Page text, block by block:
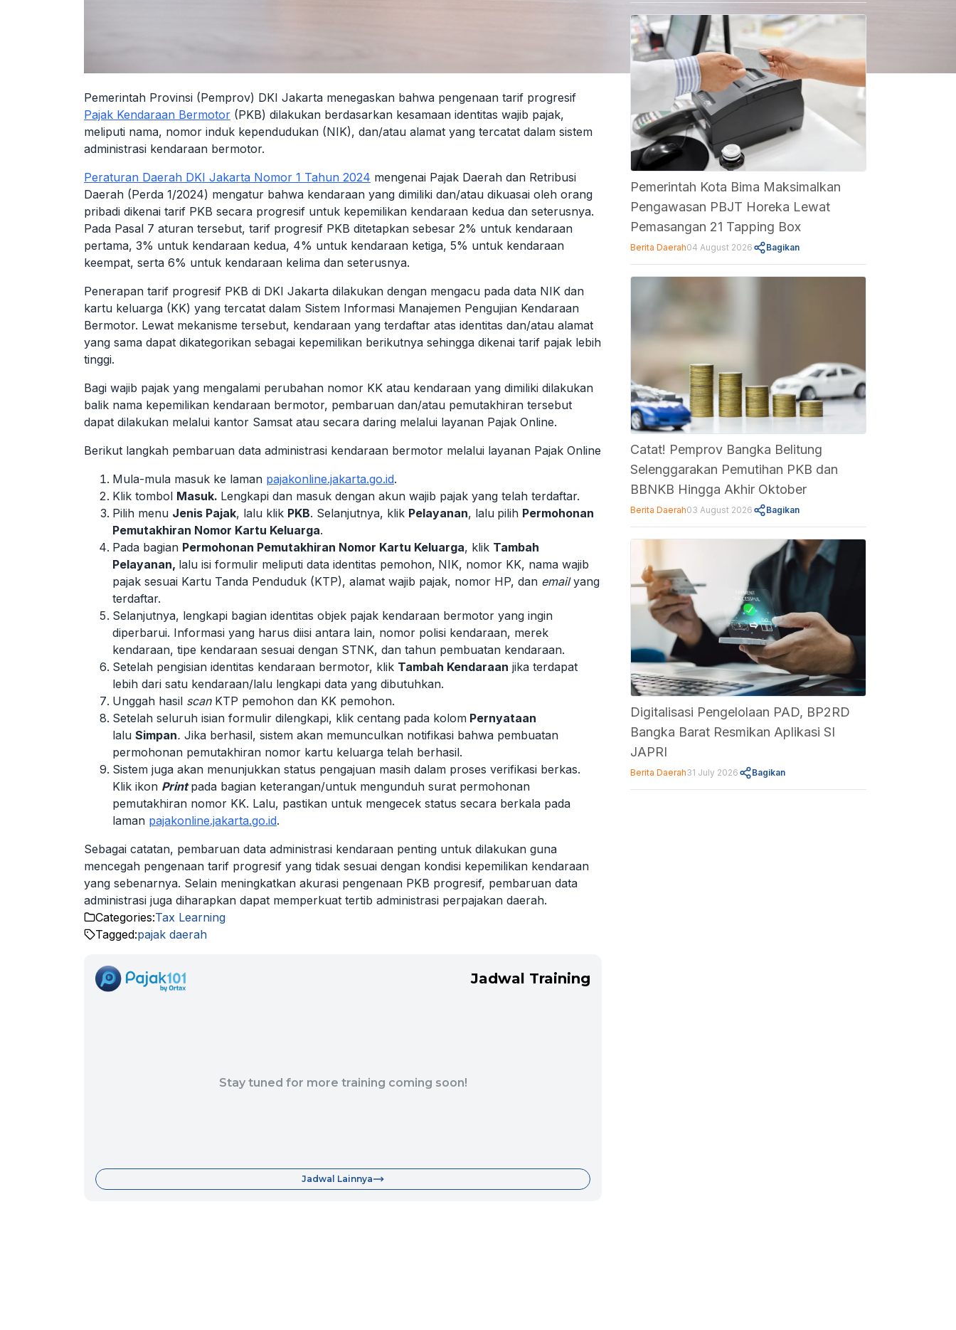
Pemerintah Provinsi (Pemprov) DKI Jakarta menegaskan bahwa pengenaan tarif progresif
Pajak Kendaraan Bermotor (PKB) dilakukan berdasarkan kesamaan identitas wajib pajak,
meliputi nama, nomor induk kependudukan (NIK), dan/atau alamat yang tercatat dalam sistem
administrasi kendaraan bermotor.
Peraturan Daerah DKI Jakarta Nomor 1 Tahun 2024 mengenai Pajak Daerah dan Retribusi
Daerah (Perda 1/2024) mengatur bahwa kendaraan yang dimiliki dan/atau dikuasai oleh orang
pribadi dikenai tarif PKB secara progresif untuk kepemilikan kendaraan kedua dan seterusnya.
Pada Pasal 7 aturan tersebut, tarif progresif PKB ditetapkan sebesar 2% untuk kendaraan
pertama, 3% untuk kendaraan kedua, 4% untuk kendaraan ketiga, 5% untuk kendaraan
keempat, serta 6% untuk kendaraan kelima dan seterusnya.
Penerapan tarif progresif PKB di DKI Jakarta dilakukan dengan mengacu pada data NIK dan
kartu keluarga (KK) yang tercatat dalam Sistem Informasi Manajemen Pengujian Kendaraan
Bermotor. Lewat mekanisme tersebut, kendaraan yang terdaftar atas identitas dan/atau alamat
yang sama dapat dikategorikan sebagai kepemilikan berikutnya sehingga dikenai tarif pajak lebih
tinggi.
Bagi wajib pajak yang mengalami perubahan nomor KK atau kendaraan yang dimiliki dilakukan
balik nama kepemilikan kendaraan bermotor, pembaruan dan/atau pemutakhiran tersebut
dapat dilakukan melalui kantor Samsat atau secara daring melalui layanan Pajak Online.
Berikut langkah pembaruan data administrasi kendaraan bermotor melalui layanan Pajak Online
Mula-mula masuk ke laman pajakonline.jakarta.go.id.
Klik tombol Masuk. Lengkapi dan masuk dengan akun wajib pajak yang telah terdaftar.
Pilih menu Jenis Pajak, lalu klik PKB. Selanjutnya, klik Pelayanan, lalu pilih Permohonan
Pemutakhiran Nomor Kartu Keluarga.
Pada bagian Permohonan Pemutakhiran Nomor Kartu Keluarga, klik Tambah
Pelayanan, lalu isi formulir meliputi data identitas pemohon, NIK, nomor KK, nama wajib
pajak sesuai Kartu Tanda Penduduk (KTP), alamat wajib pajak, nomor HP, dan emailyang
terdaftar.
Selanjutnya, lengkapi bagian identitas objek pajak kendaraan bermotor yang ingin
diperbarui. Informasi yang harus diisi antara lain, nomor polisi kendaraan, merek
kendaraan, tipe kendaraan sesuai dengan STNK, dan tahun pembuatan kendaraan.
Setelah pengisian identitas kendaraan bermotor, klik Tambah Kendaraan jika terdapat
lebih dari satu kendaraan/lalu lengkapi data yang dibutuhkan.
Unggah hasil scan KTP pemohon dan KK pemohon.
Setelah seluruh isian formulir dilengkapi, klik centang pada kolom Pernyataan
lalu Simpan. Jika berhasil, sistem akan memunculkan notifikasi bahwa pembuatan
permohonan pemutakhiran nomor kartu keluarga telah berhasil.
Sistem juga akan menunjukkan status pengajuan masih dalam proses verifikasi berkas.
Klik ikon Print pada bagian keterangan/untuk mengunduh surat permohonan
pemutakhiran nomor KK. Lalu, pastikan untuk mengecek status secara berkala pada
laman pajakonline.jakarta.go.id.
Sebagai catatan, pembaruan data administrasi kendaraan penting untuk dilakukan guna
mencegah pengenaan tarif progresif yang tidak sesuai dengan kondisi kepemilikan kendaraan
yang sebenarnya. Selain meningkatkan akurasi pengenaan PKB progresif, pembaruan data
administrasi juga diharapkan dapat memperkuat tertib administrasi perpajakan daerah.
Categories:Tax Learning
Tagged:pajak daerah
Jadwal Training
Stay tuned for more training coming soon!
Jadwal Lainnya
Pemerintah Kota Bima Maksimalkan
Pengawasan PBJT Horeka Lewat
Pemasangan 21 Tapping Box
Berita Daerah04 August 2026 Bagikan
Catat! Pemprov Bangka Belitung
Selenggarakan Pemutihan PKB dan
BBNKB Hingga Akhir Oktober
Berita Daerah03 August 2026 Bagikan
Digitalisasi Pengelolaan PAD, BP2RD
Bangka Barat Resmikan Aplikasi SI
JAPRI
Berita Daerah31 July 2026 Bagikan